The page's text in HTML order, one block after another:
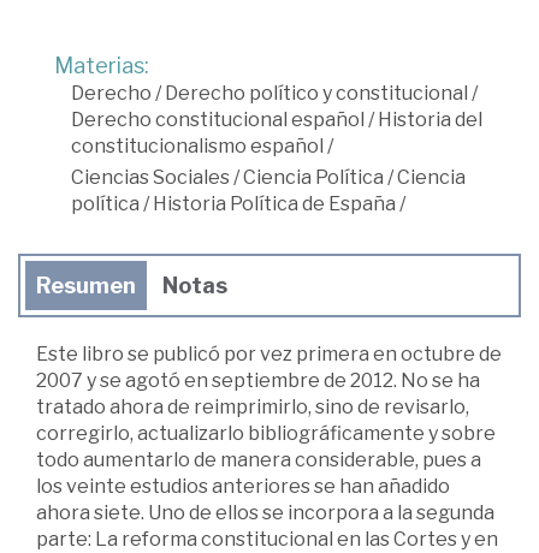
Materias:
Derecho / Derecho político y constitucional /
Derecho constitucional español / Historia del
constitucionalismo español /
Ciencias Sociales/Ciencia Política /Ciencia
política / Historia Política de España /
Resumen Notas
Este libro se publicó por vez primera en octubre de
2007 y se agotó en septiembre de 2012. No se ha
tratado ahora de reimprimirlo, sino de revisarlo,
corregirlo, actualizarlo bibliográficamente y sobre
todo aumentarlo de manera considerable, pues a
los veinte estudios anteriores se han añadido
ahora siete. Uno de ellos se incorpora a la segunda
parte: La reforma constitucional en las Cortes y en